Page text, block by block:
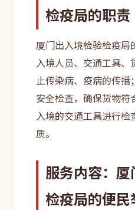
检疫局的职责
厦门出入境检验检疫局
入境人员、交通工具、
止传染病、疫病的传播
安全检查，确保货物符
入境的交通工具进行检
质。
服务内容：
检疫局的便民